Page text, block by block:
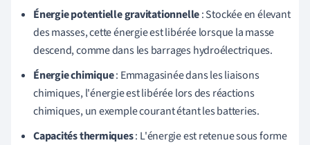
Énergie potentielle gravitationnelle: Stockée en élevant
des masses, cette énergie est libérée lorsque la masse
descend, comme dans les barrages hydroélectriques.
Énergie chimique: Emmagasinée dans les liaisons
chimiques, l'énergie est libérée lors des réactions
chimiques, un exemple courant étant les batteries.
Capacités thermiques: L'énergie est retenue sous forme